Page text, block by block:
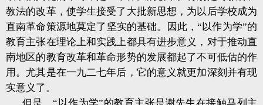
教法的改革，使学生接受了大批新思想，为以后学校成为
直南革命策源地莫定了坚实的基础。因此，“以作为学”的
教育主张在理论上和实践上都具有进步意义，对于推动直
南地区的教育改革和革命形势的发展都起了不可低估的作
用。尤其是在一九二七年后，它的意义就更加深刻并有现
实意义了。